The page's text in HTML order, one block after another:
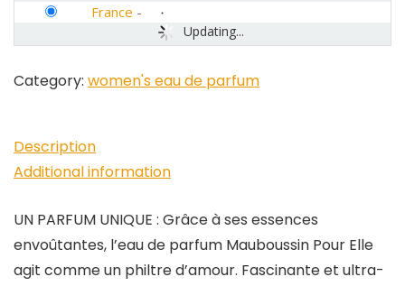
Updating...
France -
Category: women's eau de parfum
Description
Additional information
UN PARFUM UNIQUE : Grâce à ses essences
envoûtantes, l’eau de parfum Mauboussin Pour Elle
agit comme un philtre d’amour. Fascinante et ultra-